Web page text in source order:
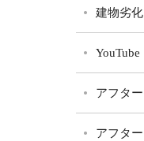
建物劣化
YouTube
アフタ
アフタ